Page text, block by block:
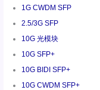
1G CWDM SFP
2.5/3G SFP
10G 光模块
10G SFP+
10G BIDI SFP+
10G CWDM SFP+